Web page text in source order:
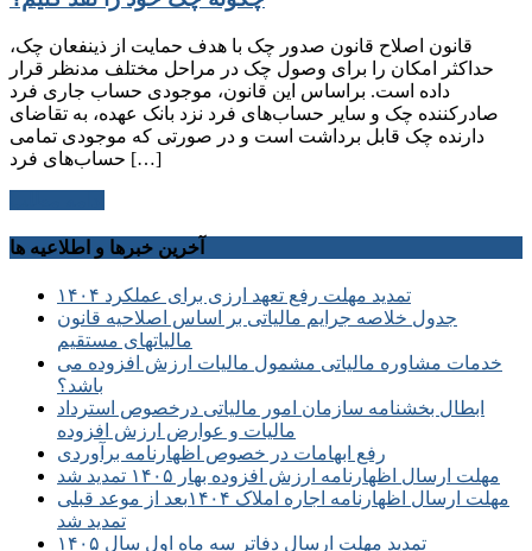
قانون اصلاح قانون صدور چک با هدف حمایت از ذینفعان چک،
حداکثر امکان را برای وصول چک در مراحل مختلف مدنظر قرار
داده است. براساس این قانون، موجودی حساب جاری فرد
صادرکننده چک و سایر حساب‌های فرد نزد بانک عهده، به تقاضای
دارنده چک قابل برداشت است و در صورتی که موجودی تمامی
حساب‌های فرد […]
آخرین خبرها و اطلاعیه ها
تمدید مهلت رفع تعهد ارزی برای عملکرد ۱۴۰۴
جدول خلاصه جرایم مالیاتی بر اساس اصلاحیه قانون
مالیاتهای مستقیم
خدمات مشاوره مالیاتی مشمول مالیات ارزش افزوده می
باشد؟
ابطال بخشنامه سازمان امور مالیاتی درخصوص استرداد
مالیات و عوارض ارزش افزوده
رفع ابهامات در خصوص اظهارنامه برآوردی
مهلت ارسال اظهارنامه ارزش افزوده بهار ۱۴۰۵ تمدید شد
مهلت ارسال اظهارنامه اجاره املاک ۱۴۰۴بعد از موعد قبلی
تمدید شد
تمدید مهلت ارسال دفاتر سه ماه اول سال ۱۴۰۵